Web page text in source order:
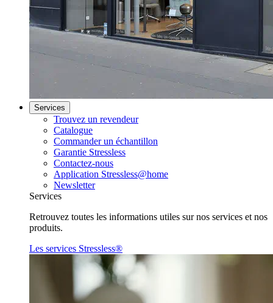
Services
Trouvez un revendeur
Catalogue
Commander un échantillon
Garantie Stressless
Contactez-nous
Application Stressless@home
Newsletter
Services
Retrouvez toutes les informations utiles sur nos services et nos
produits.
Les services Stressless®